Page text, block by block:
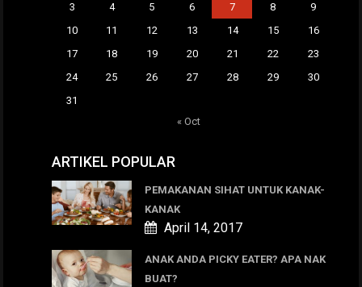
3
4 5 6 7 8
9
10
11 12 13 14 15
16
17
18 19 20 21 22
23
24
25 26 27 28 29
30
31
« Oct
ARTIKEL POPULAR
PEMAKANAN SIHAT UNTUK KANAK-
KANAK
April 14, 2017
ANAK ANDA PICKY EATER? APA NAK
BUAT?